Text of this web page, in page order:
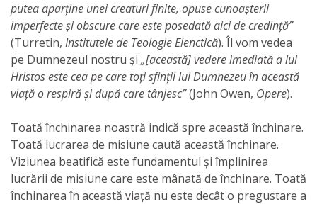
putea aparține unei creaturi finite, opuse cunoașterii
imperfecte și obscure care este posedată aici de credință”
(Turretin, Institutele de Teologie Elenctică). Îl vom vedea
pe Dumnezeul nostru și „[această] vedere imediată a lui
Hristos este cea pe care toți sfinții lui Dumnezeu în această
viață o respiră și după care tânjesc”(John Owen, Opere).
Toată închinarea noastră indică spre această închinare.
Toată lucrarea de misiune caută această închinare.
Viziunea beatifică este fundamentul și împlinirea
lucrării de misiune care este mânată de închinare. Toată
închinarea în această viață nu este decât o pregustare a